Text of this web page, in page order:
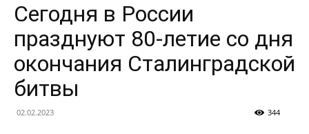
Сегодня в России
празднуют 80-летие со дня
окончания Сталинградской
битвы
02.02.2023 344